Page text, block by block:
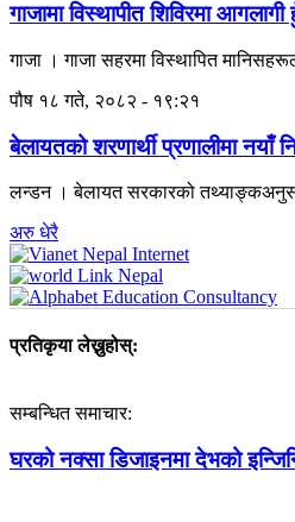
गाजामा विस्थापीत शिविरमा
गाजा । गाजा सहरमा विस्थापित
पौष १८ गते, २०८२ - १९:२१
बेलायतको शरणार्थी प्रणालीमा नयाँ
लन्डन । बेलायत सरकारको
अरु धेरै
प्रतिकृया लेख्नुहोस्:
सम्बन्धित समाचार:
घरको नक्सा डिजाइनमा देभको